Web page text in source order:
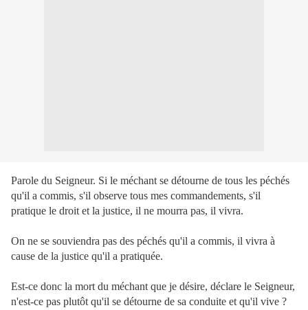
Parole du Seigneur. Si le méchant se détourne de tous les péchés
qu'il a commis, s'il observe tous mes commandements, s'il
pratique le droit et la justice, il ne mourra pas, il vivra.
On ne se souviendra pas des péchés qu'il a commis, il vivra à
cause de la justice qu'il a pratiquée.
Est-ce donc la mort du méchant que je désire, déclare le Seigneur,
n'est-ce pas plutôt qu'il se détourne de sa conduite et qu'il vive ?